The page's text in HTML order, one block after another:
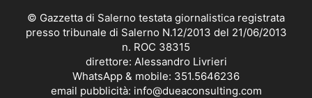
© Gazzetta di Salerno testata giornalistica registrata
presso tribunale di Salerno N.12/2013 del 21/06/2013
n. ROC 38315
direttore: Alessandro Livrieri
WhatsApp & mobile: 351.5646236
email pubblicità: info@dueaconsulting.com